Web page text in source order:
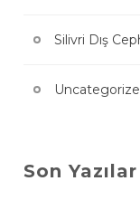
Silivri Dış
Son Yazılar